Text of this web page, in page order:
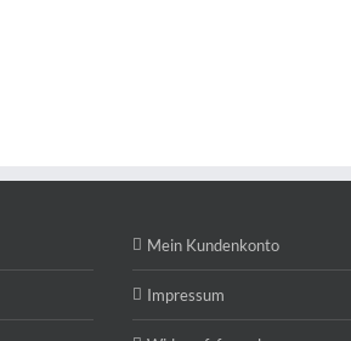
Mein Kundenkonto
Impressum